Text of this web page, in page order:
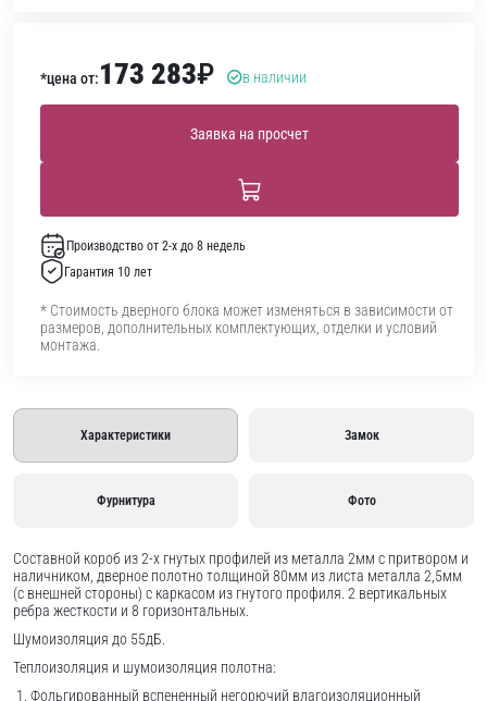
*цена от:173 283₽ в наличии
Заявка на просчет
Производство от 2-х до 8 недель
Гарантия 10 лет
* Стоимость дверного блока может изменяться в зависимости от
размеров, дополнительных комплектующих, отделки и условий
монтажа.
Характеристики Замок
Фурнитура Фото
Составной короб из 2-х гнутых профилей из металла 2мм с притвором и
наличником, дверное полотно толщиной 80мм из листа металла 2,5мм
(с внешней стороны) c каркасом из гнутого профиля. 2 вертикальных
ребра жесткости и 8 горизонтальных.
Шумоизоляция до 55дБ.
Теплоизоляция и шумоизоляция полотна:
Фольгированный вспененный негорючий влагоизоляционный